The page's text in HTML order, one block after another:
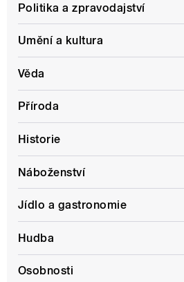
Politika a zpravodajství
Umění a kultura
Věda
Příroda
Historie
Náboženství
Jídlo a gastronomie
Hudba
Osobnosti